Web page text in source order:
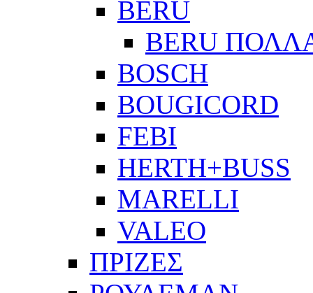
BERU
BERU
BOSCH
BOUGICORD
FEBI
HERTH+BUSS
MARELLI
VALEO
ΠΡΙΖΕΣ